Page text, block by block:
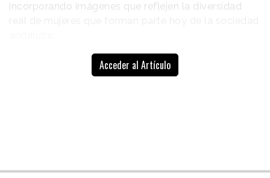
incorporando imágenes que reflejen la diversidad
real de mujeres que forman parte hoy de la sociedad
La acción plantea el objetivo
de que el 8 de marzo de
exclusivamente a
Acceder al Artículo